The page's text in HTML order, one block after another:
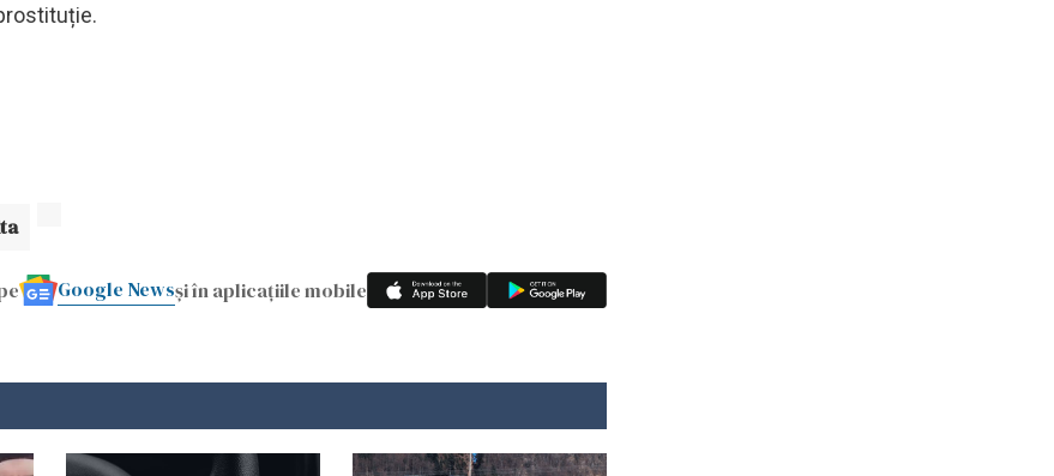
Google Newsși în aplicațiile mobile